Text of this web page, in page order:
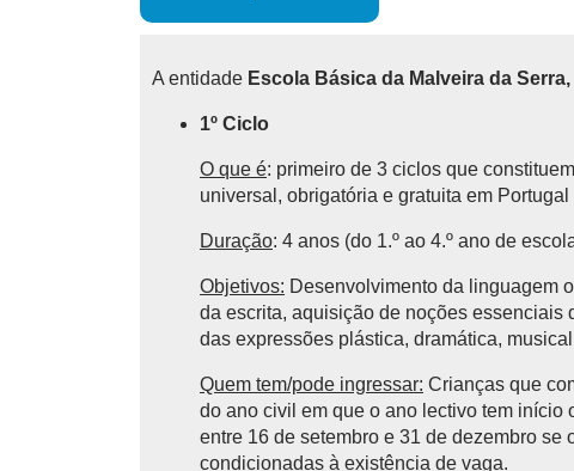
A entidade Escola Básica da Malveira da
1º Ciclo
O que é: primeiro de 3 ciclos que
universal, obrigatória e gratuita em Portugal
Duração: 4 anos (do 1.º ao 4.º ano de
Objetivos: Desenvolvimento da linguagem
da escrita, aquisição de noções essenciais
das expressões plástica, dramática,
Quem tem/pode ingressar: Crianças que
do ano civil em que o ano lectivo tem
entre 16 de setembro e 31 de dezembro
condicionadas à existência de vaga.